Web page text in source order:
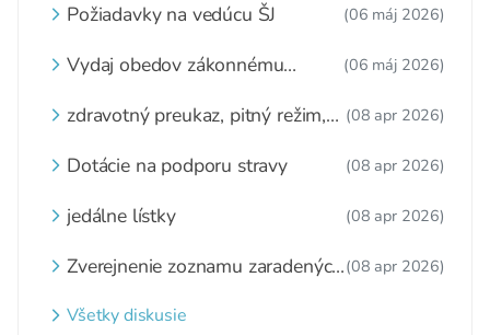
Požiadavky na vedúcu ŠJ (06 máj 2026)
Vydaj obedov zákonnému
(06 máj 2026)
zdravotný preukaz, pitný režim,
(08 apr 2026)
Dotácie na podporu stravy (08 apr 2026)
jedálne lístky (08 apr 2026)
Zverejnenie zoznamu zaradených
webovom sídle
(08 apr 2026)
Všetky diskusie